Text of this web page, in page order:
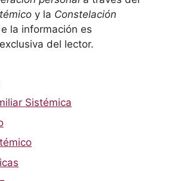
y la Constelación
la información es
del lector.
Sistémica